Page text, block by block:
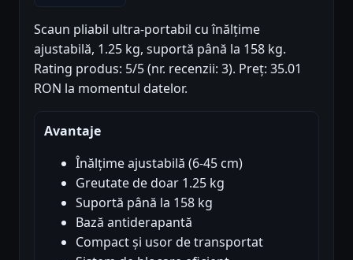
Scaun pliabil ultra-portabil cu înălțime
ajustabilă, 1.25 kg, suportă până la 158 kg.
Rating produs: 5/5 (nr. recenzii: 3). Preț: 35.01
RON la momentul datelor.
Avantaje
Înălțime ajustabilă (6-45 cm)
Greutate de doar 1.25 kg
Suportă până la 158 kg
Bază antiderapantă
Compact și usor de transportat